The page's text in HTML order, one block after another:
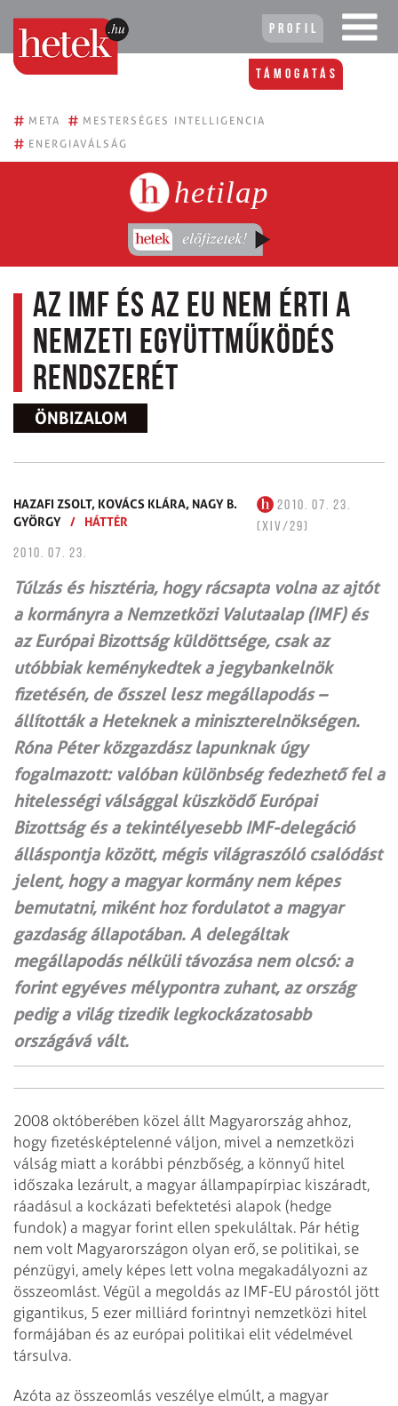
Profil
Támogatás
# META # MESTERSÉGES INTELLIGENCIA
# ENERGIAVÁLSÁG
hetilap
Az IMF és az EU nem érti a
Nemzeti Együttműködés
Rendszerét
ÖNBIZALOM
HAZAFI ZSOLT, KOVÁCS KLÁRA, NAGY B.
GYÖRGY / HÁTTÉR
2010. 07. 23.
(XIV/29)
2010. 07. 23.
Túlzás és hisztéria, hogy rácsapta volna az ajtót
a kormányra a Nemzetközi Valutaalap (IMF) és
az Európai Bizottság küldöttsége, csak az
utóbbiak keménykedtek a jegybankelnök
fizetésén, de ősszel lesz megállapodás –
állították a Heteknek a miniszterelnökségen.
Róna Péter közgazdász lapunknak úgy
fogalmazott: valóban különbség fedezhető fel a
hitelességi válsággal küszködő Európai
Bizottság és a tekintélyesebb IMF-delegáció
álláspontja között, mégis világraszóló csalódást
jelent, hogy a magyar kormány nem képes
bemutatni, miként hoz fordulatot a magyar
gazdaság állapotában. A delegáltak
megállapodás nélküli távozása nem olcsó: a
forint egyéves mélypontra zuhant, az ország
pedig a világ tizedik legkockázatosabb
országává vált.
2008 októberében közel állt Magyarország ahhoz,
hogy fizetésképtelenné váljon, mivel a nemzetközi
válság miatt a korábbi pénzbőség, a könnyű hitel
időszaka lezárult, a magyar állampapírpiac kiszáradt,
ráadásul a kockázati befektetési alapok (hedge
fundok) a magyar forint ellen spekuláltak. Pár hétig
nem volt Magyarországon olyan erő, se politikai, se
pénzügyi, amely képes lett volna megakadályozni az
összeomlást. Végül a megoldás az IMF-EU párostól jött
gigantikus, 5 ezer milliárd forintnyi nemzetközi hitel
formájában és az európai politikai elit védelmével
társulva.
Azóta az összeomlás veszélye elmúlt, a magyar